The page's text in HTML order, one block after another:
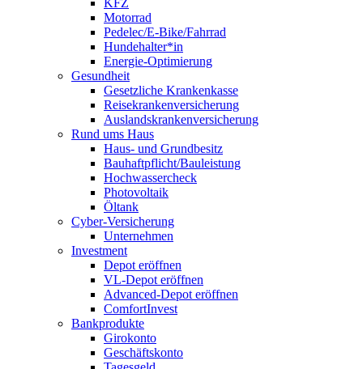
KFZ
Motorrad
Pedelec/E-Bike/Fahrrad
Hundehalter*in
Energie-Optimierung
Gesundheit
Gesetzliche Krankenkasse
Reisekrankenversicherung
Auslandskrankenversicherung
Rund ums Haus
Haus- und Grundbesitz
Bauhaftpflicht/Bauleistung
Hochwassercheck
Photovoltaik
Öltank
Cyber-Versicherung
Unternehmen
Investment
Depot eröffnen
VL-Depot eröffnen
Advanced-Depot eröffnen
ComfortInvest
Bankprodukte
Girokonto
Geschäftskonto